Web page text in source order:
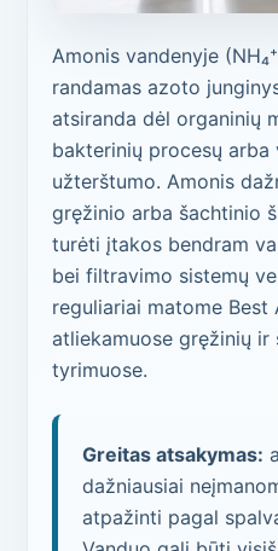
Amonis vandenyje
randamas azoto
atsiranda dėl organinių
bakterinių procesų arba
užterštumo. Amonis
gręžinio arba šachtinio
turėti įtakos bendram
bei filtravimo sistemų
reguliariai matome Best
atliekamuose gręžinių ir
tyrimuose.
Greitas atsakymas:
dažniausiai
atpažinti pagal